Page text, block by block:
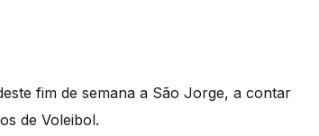
fim de semana a São Jorge, a contar
de Voleibol.